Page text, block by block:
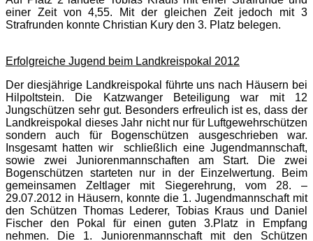
einer Zeit von 4,55. Mit der gleichen Zeit jedoch mit 3
Strafrunden konnte Christian Kury den 3. Platz belegen.
Erfolgreiche Jugend beim Landkreispokal 2012
Der diesjährige Landkreispokal führte uns nach Häusern bei
Hilpoltstein. Die Katzwanger Beteiligung war mit 12
Jungschützen sehr gut. Besonders erfreulich ist es, dass der
Landkreispokal dieses Jahr nicht nur für Luftgewehrschützen
sondern auch für Bogenschützen ausgeschrieben war.
Insgesamt hatten wir schließlich eine Jugendmannschaft,
sowie zwei Juniorenmannschaften am Start. Die zwei
Bogenschützen starteten nur in der Einzelwertung. Beim
gemeinsamen Zeltlager mit Siegerehrung, vom 28. –
29.07.2012 in Häusern, konnte die 1. Jugendmannschaft mit
den Schützen Thomas Lederer, Tobias Kraus und Daniel
Fischer den Pokal für einen guten 3.Platz in Empfang
nehmen. Die 1. Juniorenmannschaft mit den Schützen